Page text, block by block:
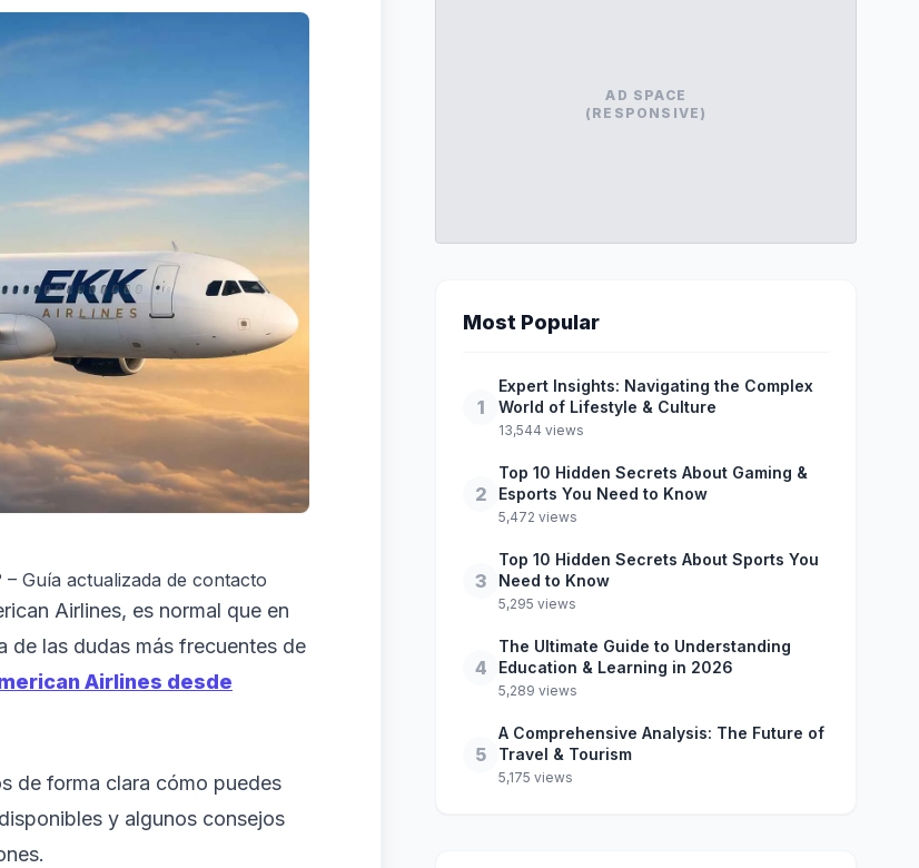
Guía actualizada de contacto
Airlines, es normal que en
de las dudas más frecuentes de
Airlines desde
de forma clara cómo puedes
y algunos consejos
AD SPACE
(RESPONSIVE)
Most Popular
1
Expert Insights: Navigating the Complex
World of Lifestyle & Culture
13,544 views
2
Top 10 Hidden Secrets About Gaming &
Esports You Need to Know
5,472 views
3
Top 10 Hidden Secrets About Sports You
Need to Know
5,295 views
4
The Ultimate Guide to Understanding
Education & Learning in 2026
5,289 views
5
A Comprehensive Analysis: The Future of
Travel & Tourism
5,175 views